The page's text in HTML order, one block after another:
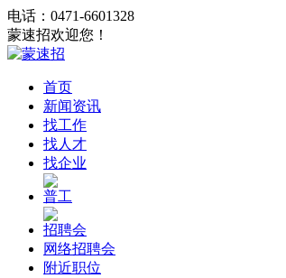
电话：0471-6601328
蒙速招欢迎您！
首页
新闻资讯
找工作
找人才
找企业
普工
招聘会
网络招聘会
附近职位